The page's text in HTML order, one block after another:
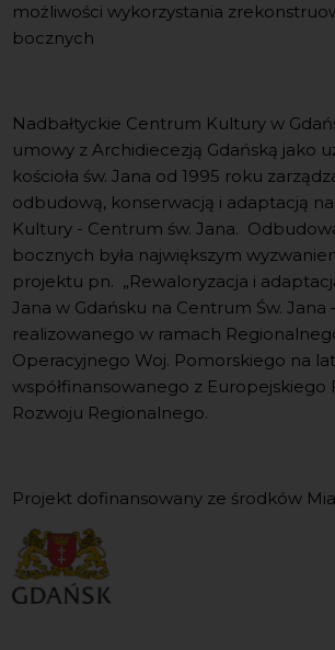
możliwości wykorzystania
bocznych
Nadbałtyckie Centrum Kultury w
umowy z Archidiecezją Gdańską jako
kościoła św. Jana od 1995 roku
odbudową, konserwacją i adaptacją
Kultury - Centrum św. Jana.
bocznych była największym
projektu pn. „Rewaloryzacja i
Jana w Gdańsku na Centrum Św. Jana
realizowanego w ramach
Operacyjnego Woj. Pomorskiego na
współfinansowanego z Europejskiego
Rozwoju Regionalnego.
Projekt dofinansowany ze środków